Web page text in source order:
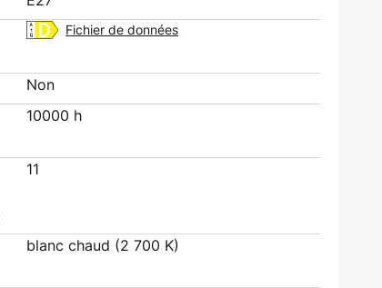
Fichier de données
Non
10000 h
11
blanc chaud (2 700 K)